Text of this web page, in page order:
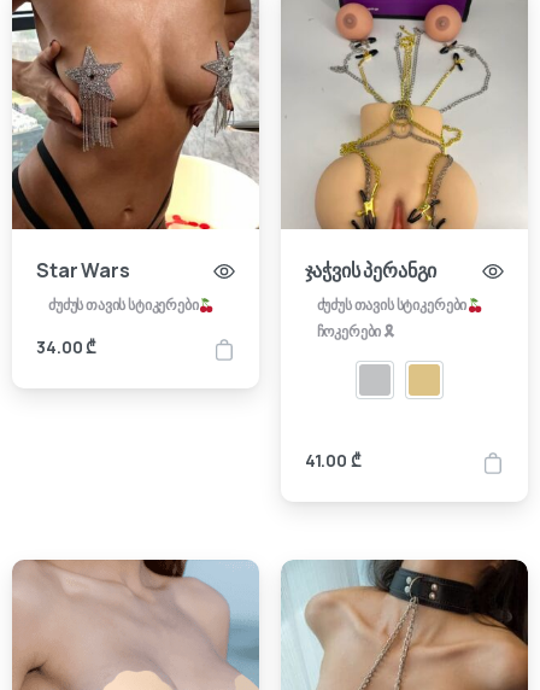
Star Wars
ძუძუს თავის სტიკერები
34.00₾
ჯაჭვის პერანგი
ძუძუს თავის სტიკერები
ჩოკერები 🎗
41.00 ₾